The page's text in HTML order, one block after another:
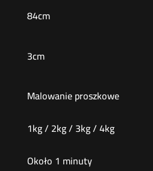
84cm
3cm
Malowanie proszkowe
1kg / 2kg / 3kg / 4kg
Około 1 minuty